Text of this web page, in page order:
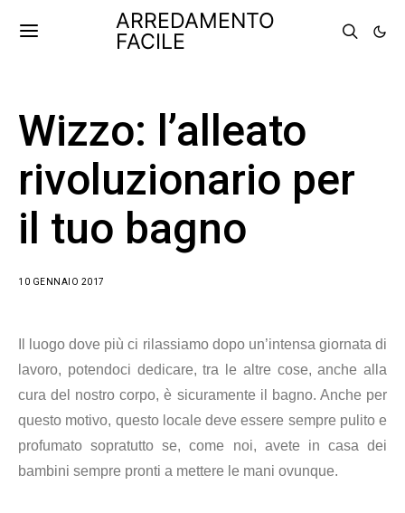
ARREDAMENTO
FACILE
Wizzo: l’alleato
rivoluzionario per
il tuo bagno
10 GENNAIO 2017
Il luogo dove più ci rilassiamo dopo un’intensa giornata di
lavoro, potendoci dedicare, tra le altre cose, anche alla
cura del nostro corpo, è sicuramente il bagno. Anche per
questo motivo, questo locale deve essere sempre pulito e
profumato sopratutto se, come noi, avete in casa dei
bambini sempre pronti a mettere le mani ovunque.